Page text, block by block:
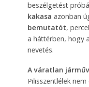
beszélgetést
kakasa azonban
bemutatót,
a háttérben, hogy
nevetés.
A váratlan
Pilisszentlélek